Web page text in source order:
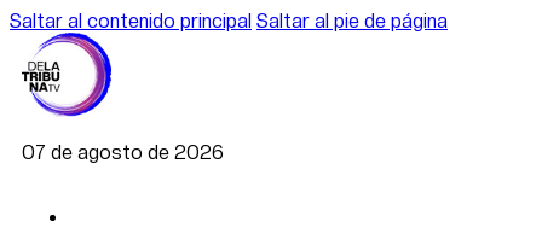
Saltar al contenido principal Saltar al pie de página
07 de agosto de 2026